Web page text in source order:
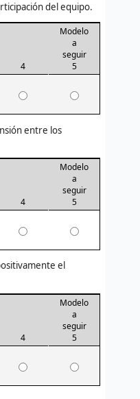
del equipo.
4
Modelo
a
seguir
5
entre los
4
Modelo
a
seguir
5
el
4
Modelo
a
seguir
5